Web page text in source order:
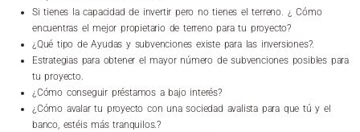
Si tienes la capacidad de invertir pero no tienes el terreno. ¿ Cómo
encuentras el mejor propietario de terreno para tu proyecto?
¿Qué tipo de Ayudas y subvenciones existe para las inversiones?.
Estrategias para obtener el mayor número de subvenciones posibles para
tu proyecto.
¿Cómo conseguir préstamos a bajo interés?
¿Cómo avalar tu proyecto con una sociedad avalista para que tú y el
banco, estéis más tranquilos.?